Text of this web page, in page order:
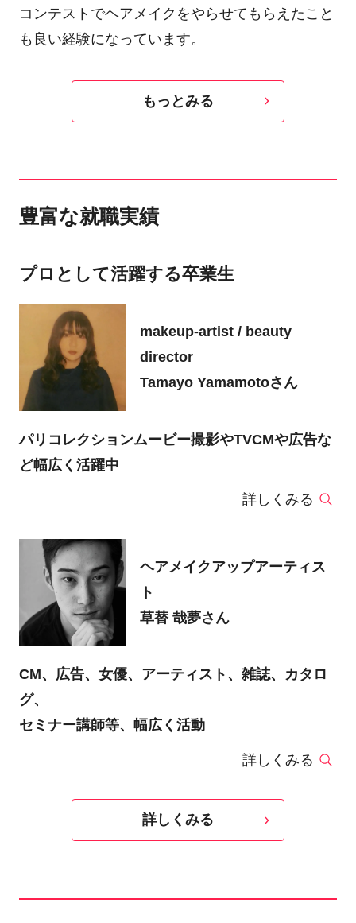
コンテストでヘアメイクをやらせてもらえたこと
も良い経験になっています。
もっとみる
豊富な就職実績
プロとして活躍する卒業生
makeup-artist / beauty
director
Tamayo Yamamotoさん
パリコレクションムービー撮影やTVCMや広告な
ど幅広く活躍中
詳しくみる
ヘアメイクアップアーティス
ト
草替 哉夢さん
CM、広告、女優、アーティスト、雑誌、カタロ
グ、
セミナー講師等、幅広く活動
詳しくみる
詳しくみる